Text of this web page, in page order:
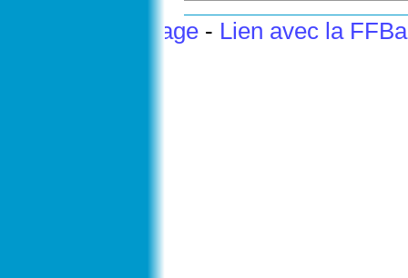
Haut de page - Lien avec la